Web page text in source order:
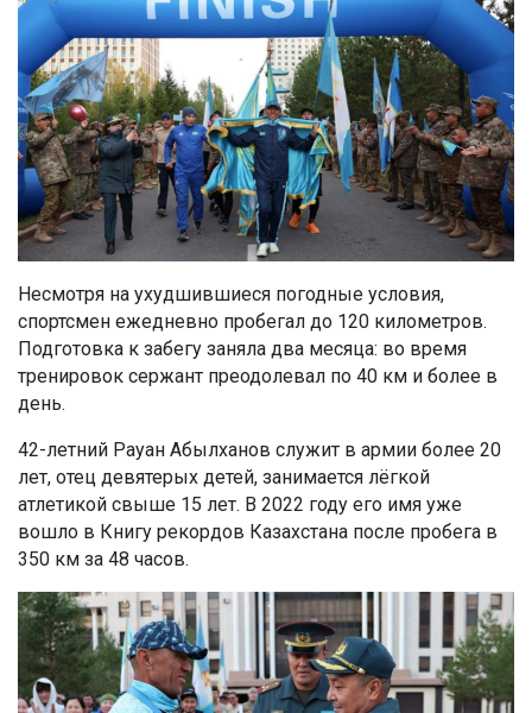
Несмотря на ухудшившиеся погодные условия,
спортсмен ежедневно пробегал до 120 километров.
Подготовка к забегу заняла два месяца: во время
тренировок сержант преодолевал по 40 км и более в
день.
42-летний Рауан Абылханов служит в армии более 20
лет, отец девятерых детей, занимается лёгкой
атлетикой свыше 15 лет. В 2022 году его имя уже
вошло в Книгу рекордов Казахстана после пробега в
350 км за 48 часов.